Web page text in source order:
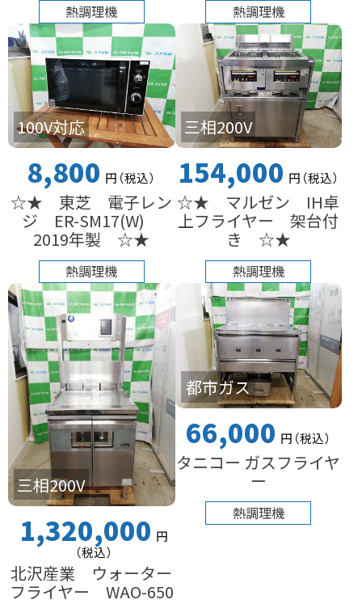
熱調理機 熱調理機
100V対応
8,800 円（税込）
☆★ 東芝 電子レン
ジ ER-SM17(W)
2019年製 ☆★
熱調理機
三相200V
154,000 円（税込）
☆★ マルゼン IH卓
上フライヤー 架台付
き ☆★
熱調理機
三相200V
1,320,000 円
（税込）
北沢産業 ウォーター
フライヤー WAO-650
都市ガス
66,000 円（税込）
タニコー ガスフライヤ
ー
熱調理機